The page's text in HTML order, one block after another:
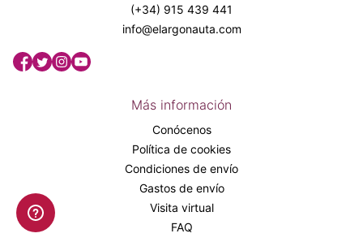
(+34) 915 439 441
info@elargonauta.com
Más información
Conócenos
Política de cookies
Condiciones de envío
Gastos de envío
Visita virtual
FAQ